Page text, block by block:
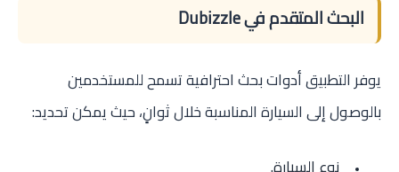
البحث المتقدم في Dubizzle
يوفر التطبيق أدوات بحث احترافية تسمح للمستخدمين
بالوصول إلى السيارة المناسبة خلال ثوانٍ، حيث يمكن تحديد: